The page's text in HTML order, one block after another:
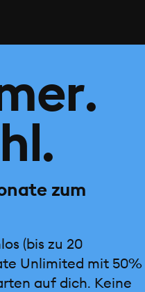
zum
(bis zu 20
Unlimited mit 50%
auf dich. Keine